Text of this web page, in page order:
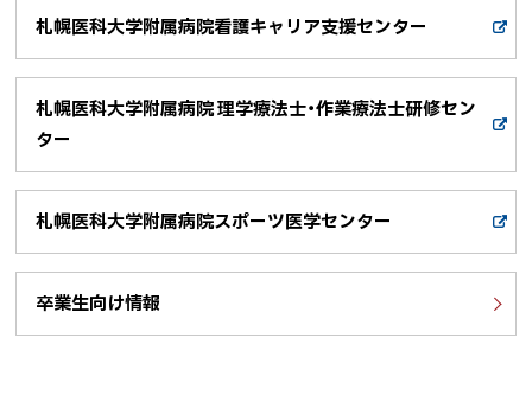
イ
札幌医科大学附属病院看護キャリア支援センター
部
ト
札幌医科大学附属病院 理学療法士・作業療法士研修セン
ター
部
サ
ト
札幌医科大学附属病院スポーツ医学センター
部
イ
卒業生向け情報